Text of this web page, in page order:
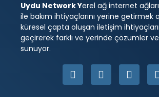
Uydu Network Yerel ağ internet
ile bakım ihtiyaçlarını yerine getirmek
küresel çapta oluşan iletişim
geçirerek farklı ve yerinde çözümler
sunuyor.